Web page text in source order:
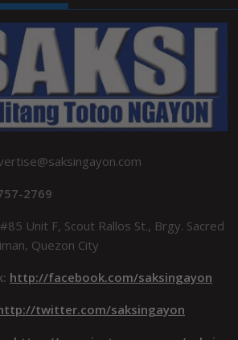
2769
#85 Unit F, Scout Rallos St., Brgy. Sacred
Quezon City
http://facebook.com/saksingayon
twitter.com/saksingayon